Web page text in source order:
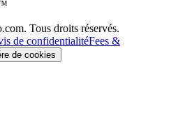
Tous droits réservés.
de confidentialitéFees &
de cookies